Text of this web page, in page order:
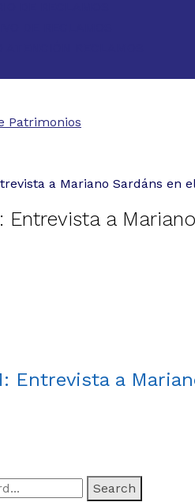
Patrimonios
a Mariano Sardáns
Entrevista a
Entrevista a